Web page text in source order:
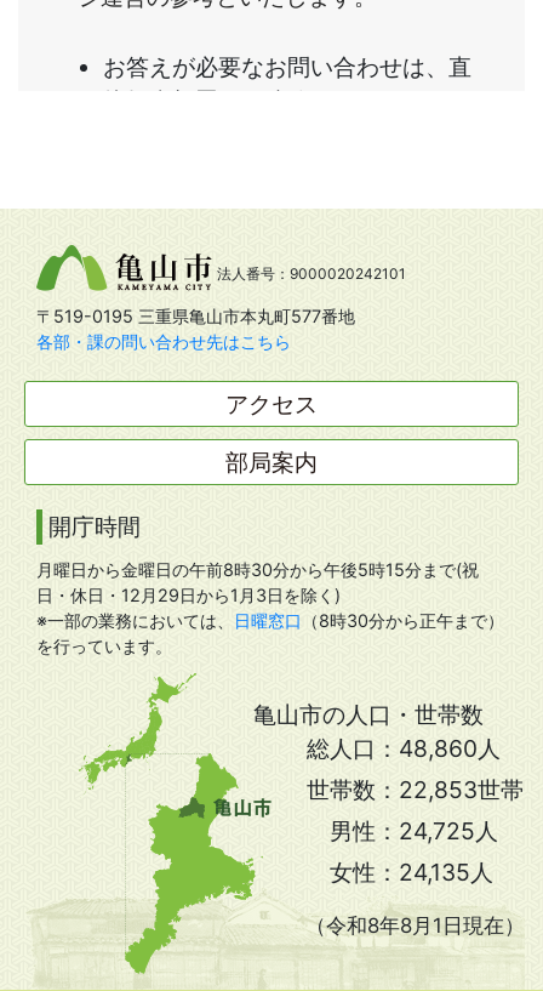
法人番号：9000020242101
〒519-0195 三重県亀山市本丸町577番地
各部・課の問い合わせ先はこちら
アクセス
部局案内
開庁時間
月曜日から金曜日の午前8時30分から午後5時15分まで(祝
日・休日・12月29日から1月3日を除く)
※一部の業務においては、
日曜窓口
（8時30分から正午まで）
を行っています。
亀山市の人口・世帯数
総人口： 48,860人
世帯数： 22,853世帯
男性： 24,725人
女性： 24,135人
（令和8年8月1日現在）